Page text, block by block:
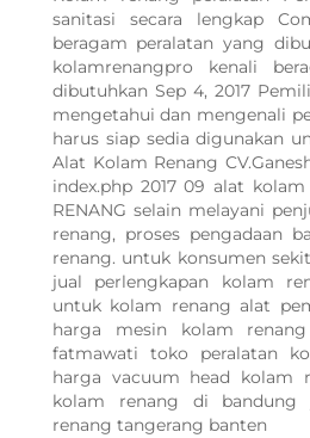
sanitasi secara lengkap
beragam peralatan yang
kolamrenangpro kenali
dibutuhkan Sep 4, 2017
mengetahui dan mengenali
harus siap sedia digunakan
Alat Kolam Renang
index.php 2017 09 alat
RENANG selain melayani
renang, proses pengadaan
renang. untuk konsumen
jual perlengkapan kolam
untuk kolam renang alat
harga mesin kolam
fatmawati toko peralatan
harga vacuum head kolam
kolam renang di bandung
renang tangerang banten